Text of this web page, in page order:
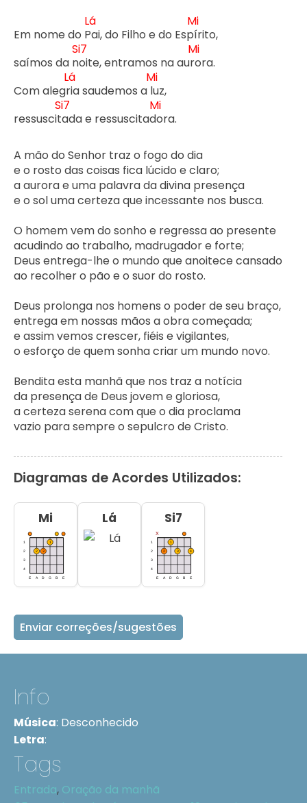
Em nome do P
Lá
ai, do Filho e do Esp
Mi
írito,
saímos da n
Si7
oite, entramos na aur
Mi
ora.
Com alegr
Lá
ia saudemos a l
Mi
uz,
ressuscit
Si7
ada e ressuscitad
Mi
ora.
A mão do Senhor traz o fogo do dia
e o rosto das coisas fica lúcido e claro;
a aurora e uma palavra da divina presença
e o sol uma certeza que incessante nos busca.
O homem vem do sonho e regressa ao presente
acudindo ao trabalho, madrugador e forte;
Deus entrega-lhe o mundo que anoitece cansado
ao recolher o pão e o suor do rosto.
Deus prolonga nos homens o poder de seu braço,
entrega em nossas mãos a obra começada;
e assim vemos crescer, fiéis e vigilantes,
o esforço de quem sonha criar um mundo novo.
Bendita esta manhã que nos traz a notícia
da presença de Deus jovem e gloriosa,
a certeza serena com que o dia proclama
vazio para sempre o sepulcro de Cristo.
Diagramas de Acordes Utilizados:
Mi Lá Si7
Enviar correções/sugestões
Info
Música: Desconhecido
Letra:
Tags
Entrada, Oração da manhã